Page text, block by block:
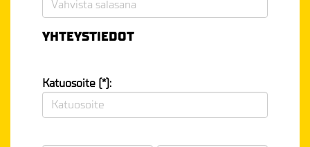
YHTEYSTIEDOT
Katuosoite (*):